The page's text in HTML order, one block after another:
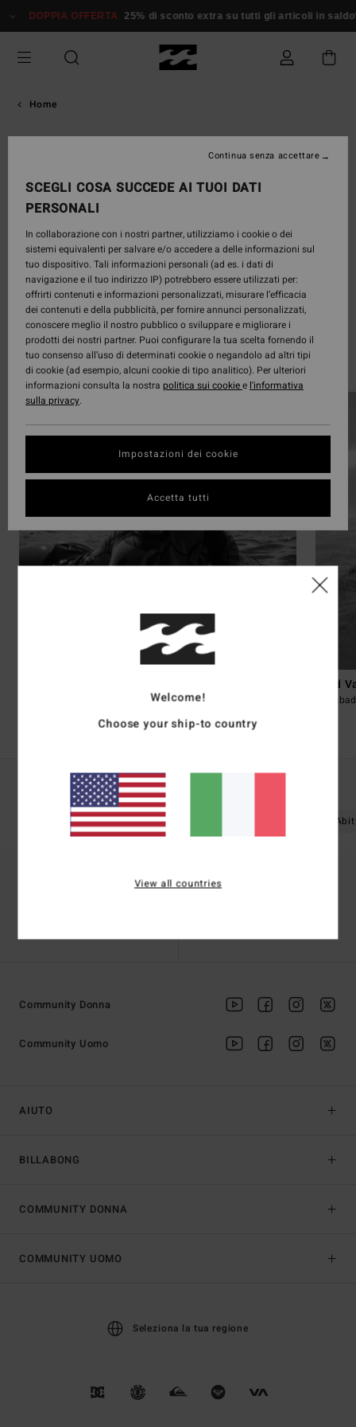
DOPPIA OFFERTA 25% di sconto extra su tutti gli articoli in saldo*
Home
Team Surf Femminile Billabong
Nuestras riders
Team Billabong: una squadra di surf unita per
ridefinire l’impegno su ogni onda. Segui le nostre
atlete, rivivi le loro migliori sessioni e scopri
l’attrezzatura tecnica che le accompagna nelle
condizioni più estreme.
Surf
Scopri le 25 atleti/e
Reid
Ricerche Popolari
Donna Boardshort
AIUTO
BILLABONG
Community Donna
Community Uomo
COMMUNITY DONNA
COMMUNITY UOMO
Seleziona la tua regione
Welcome!
Choose your ship-to country
View all countries
SCEGLI COSA SUCCEDE AI TUOI DATI
PERSONALI
In collaborazione con i nostri partner, utilizziamo i cookie o dei
sistemi equivalenti per salvare e/o accedere a delle informazioni sul
tuo dispositivo. Tali informazioni personali (ad es. i dati di
navigazione e il tuo indirizzo IP) potrebbero essere utilizzati per:
offrirti contenuti e informazioni personalizzati, misurare l’efficacia
dei contenuti e della pubblicità, per fornire annunci personalizzati,
conoscere meglio il nostro pubblico o sviluppare e migliorare i
prodotti dei nostri partner. Puoi configurare la tua scelta fornendo il
tuo consenso all’uso di determinati cookie o negandolo ad altri tipi
di cookie (ad esempio, alcuni cookie di tipo analitico). Per ulteriori
informazioni consulta la nostra politica sui cookiee l'informativa
sulla privacy.
Impostazioni dei cookie
Continua senza accettare
Accetta tutti